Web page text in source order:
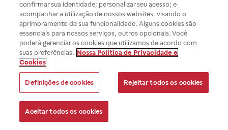
confirmar sua identidade; personalizar seu acesso; e
acompanhar a utilização de nossos websites, visando o
aprimoramento de sua funcionalidade. Alguns cookies são
essenciais para nossos serviços, outros opcionais. Você
poderá gerenciar os cookies que utilizamos de acordo com
suas preferências. Nossa Política de Privacidade e
Cookies
Definições de cookies Rejeitar todos os cookies
Aceitar todos os cookies